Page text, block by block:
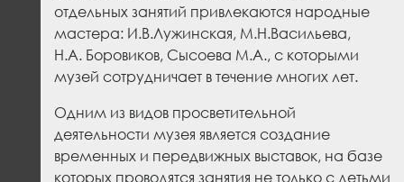
отдельных занятий привлекаются народные
мастера: И.В.Лужинская, М.Н.Васильева,
Н.А. Боровиков, Сысоева М.А., с которыми
музей сотрудничает в течение многих лет.
Одним из видов просветительной
деятельности музея является создание
временных и передвижных выставок, на базе
которых проводятся занятия не только с детьми